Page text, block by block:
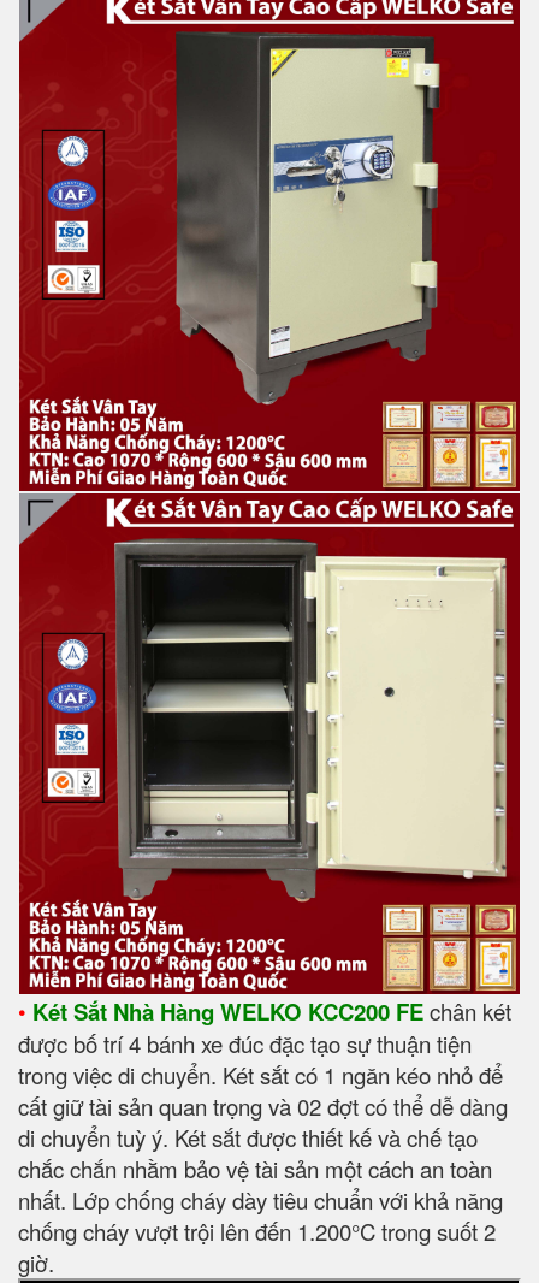
• Két Sắt Nhà Hàng WELKO KCC200 FEchân két
được bố trí 4 bánh xe đúc đặc tạo sự thuận tiện
trong việc di chuyển. Két sắt có 1 ngăn kéo nhỏ để
cất giữ tài sản quan trọng và 02 đợt có thể dễ dàng
di chuyển tuỳ ý. Két sắt được thiết kế và chế tạo
chắc chắn nhằm bảo vệ tài sản một cách an toàn
nhất. Lớp chống cháy dày tiêu chuẩn với khả năng
chống cháy vượt trội lên đến 1.200°C trong suốt 2
giờ.